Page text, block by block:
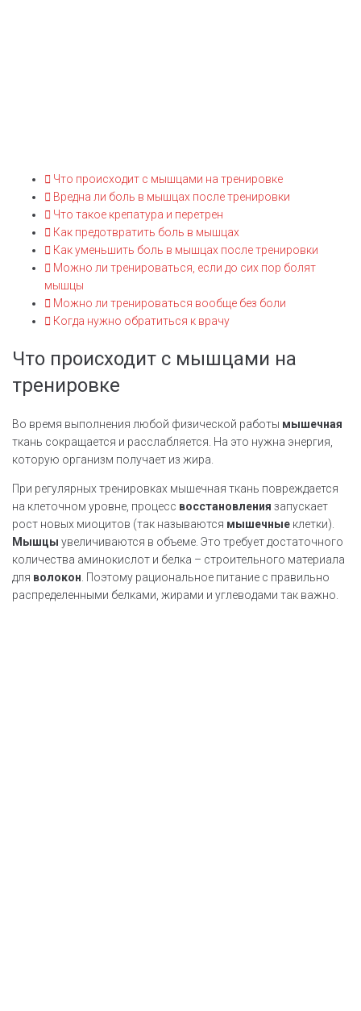
Что происходит с мышцами на тренировке
Вредна ли боль в мышцах после тренировки
Что такое крепатура и перетрен
Как предотвратить боль в мышцах
Как уменьшить боль в мышцах после тренировки
Можно ли тренироваться, если до сих пор болят
мышцы
Можно ли тренироваться вообще без боли
Когда нужно обратиться к врачу
Что происходит с мышцами на
тренировке
Во время выполнения любой физической работы мышечная
ткань сокращается и расслабляется. На это нужна энергия,
которую организм получает из жира.
При регулярных тренировках мышечная ткань повреждается
на клеточном уровне, процесс восстановления запускает
рост новых миоцитов (так называются мышечные клетки).
Мышцы увеличиваются в объеме. Это требует достаточного
количества аминокислот и белка – строительного материала
для волокон . Поэтому рациональное питание с правильно
распределенными белками, жирами и углеводами так важно.